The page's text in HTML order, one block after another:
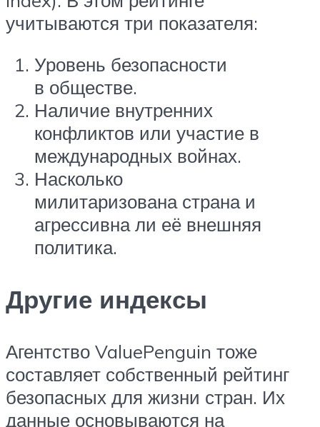
учитываются три показателя:
Уровень безопасности
в обществе.
Наличие внутренних
конфликтов или участие в
международных войнах.
Насколько
милитаризована страна и
агрессивна ли её внешняя
политика.
Другие индексы
Агентство ValuePenguin тоже
составляет собственный рейтинг
безопасных для жизни стран. Их
данные основываются на